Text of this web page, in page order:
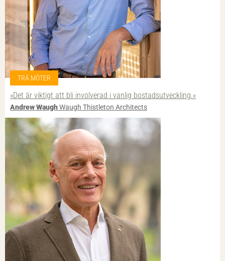
TRÄ MÖTER
»Det är viktigt att bli involverad i vanlig bostadsutveckling.«
Andrew WaughWaugh Thistleton Architects